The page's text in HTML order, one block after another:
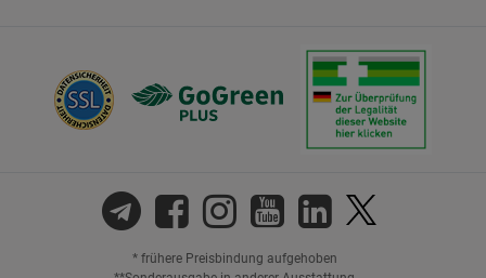
* frühere Preisbindung aufgehoben